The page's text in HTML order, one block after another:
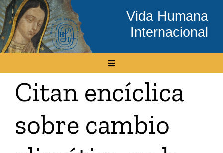
Skip
to
content
Vida Humana
Internacional
Toggle
Inicio
Conócenos
Citan encíclica
sobre cambio